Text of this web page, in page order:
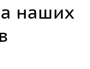
наших